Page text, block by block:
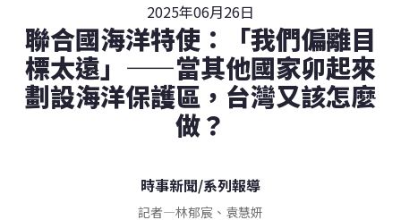
2025年06月26日
聯合國海洋特使：「我們偏離目
標太遠」——當其他國家卯起來
劃設海洋保護區，台灣又該怎麼
做？
時事新聞/系列報導
記者—林郁宸 、 袁慧妍